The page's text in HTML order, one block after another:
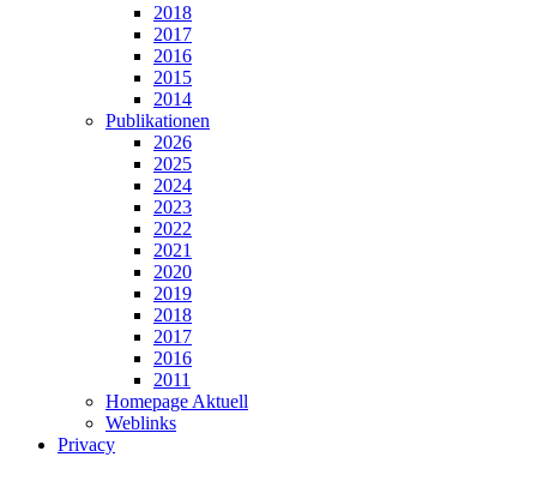
2018
2017
2016
2015
2014
Publikationen
2026
2025
2024
2023
2022
2021
2020
2019
2018
2017
2016
2011
Homepage Aktuell
Weblinks
Privacy